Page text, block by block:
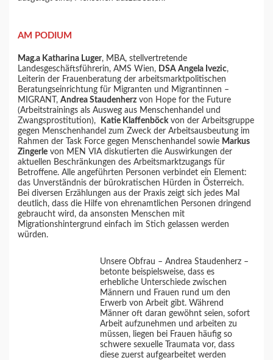
AM PODIUM
Mag.a Katharina Luger, MBA, stellvertretende
Landesgeschäftsführerin, AMS Wien, DSA Angela Ivezic,
Leiterin der Frauenberatung der arbeitsmarktpolitischen
Beratungseinrichtung für Migranten und Migrantinnen –
MIGRANT,Andrea Staudenherz von Hope for the Future
(Arbeitstrainings als Ausweg aus Menschenhandel und
Zwangsprostitution),
Katie Klaffenböck von der Arbeitsgruppe
gegen Menschenhandel zum Zweck der Arbeitsausbeutung im
Rahmen der Task Force gegen Menschenhandel sowie Markus
Zingerle von MEN VIA diskutierten die Auswirkungen der
aktuellen Beschränkungen des Arbeitsmarktzugangs für
Betroffene. Alle angeführten Personen verbindet ein Element:
das Unverständnis der bürokratischen Hürden in Österreich.
Bei diversen Erzählungen aus der Praxis zeigt sich jedes Mal
deutlich, dass die Hilfe von ehrenamtlichen Personen dringend
gebraucht wird, da ansonsten Menschen mit
Migrationshintergrund einfach im Stich gelassen werden
würden.
Unsere Obfrau – Andrea Staudenherz –
betonte beispielsweise, dass es
erhebliche Unterschiede zwischen
Männern und Frauen rund um den
Erwerb von Arbeit gibt. Während
Männer oft daran gewöhnt seien, sofort
Arbeit aufzunehmen und arbeiten zu
müssen, liegen bei Frauen häufig so
schwere sexuelle Traumata vor, dass
diese zuerst aufgearbeitet werden